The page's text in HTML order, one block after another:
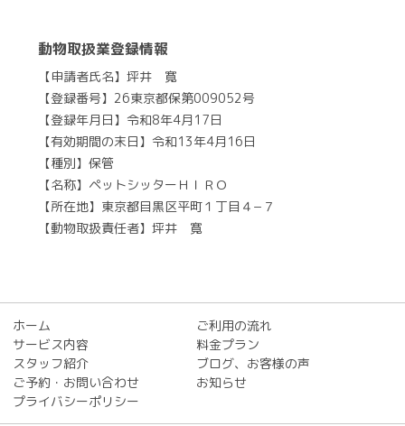
動物取扱業登録情報
【申請者氏名】坪井 寛
【登録番号】26東京都保第009052号
【登録年月日】令和8年4月17日
【有効期間の末日】令和13年4月16日
【種別】保管
【名称】ペットシッターＨＩＲＯ
【所在地】東京都目黒区平町１丁目４−７
【動物取扱責任者】坪井 寛
ホーム
ご利用の流れ
サービス内容
料金プラン
スタッフ紹介
ブログ、お客様の声
ご予約・お問い合わせ
お知らせ
プライバシーポリシー